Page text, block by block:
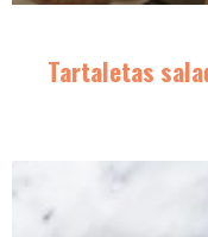
Tartaletas